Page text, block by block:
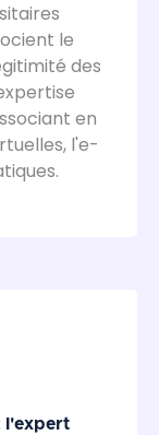
le
des
en
l'e-
l'expert